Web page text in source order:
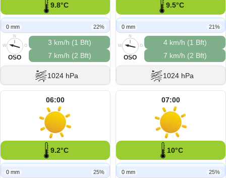
9.8°C
0 mm 22%
N
O
S
W
OSO
3 km/h (1 Bft)
7 km/h (2 Bft)
1024 hPa
9.5°C
0 mm 21%
N
O
S
W
OSO
4 km/h (1 Bft)
7 km/h (2 Bft)
1024 hPa
06:00
9.2°C
0 mm 25%
07:00
10°C
0 mm 25%